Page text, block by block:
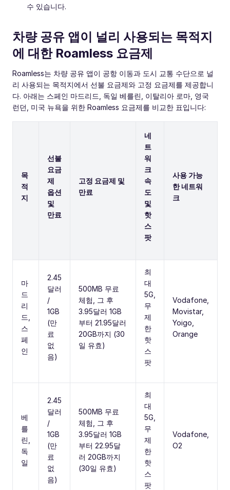
수 있습니다.
차량 공유 앱이 널리 사용되는 목적지
에 대한 Roamless 요금제
Roamless는 차량 공유 앱이 공항 이동과 도시 교통 수단으로 널
리 사용되는 목적지에서 선불 요금제와 고정 요금제를 제공합니
다. 아래는 스페인 마드리드, 독일 베를린, 이탈리아 로마, 영국
런던, 미국 뉴욕을 위한 Roamless 요금제를 비교한 표입니다:
목
적
지
선불
요금
제
옵션
및
만료
고정 요금제 및
만료
네
트
워
크
속
도
및
핫
스
팟
사용 가능
한 네트워
크
마
드
리
드,
스
페
인
2.45
달러
/
1GB
(만
료
없
음)
500MB 무료
체험, 그 후
3.95달러 1GB
부터 21.95달러
20GB까지 (30
일 유효)
최
대
5G,
무
제
한
핫
스
팟
Vodafone,
Movistar,
Yoigo,
Orange
베
를
린,
독
일
2.45
달러
/
1GB
(만
료
없
음)
500MB 무료
체험, 그 후
3.95달러 1GB
부터 22.95달
러 20GB까지
(30일 유효)
최
대
5G,
무
제
한
핫
스
팟
Vodafone,
O2